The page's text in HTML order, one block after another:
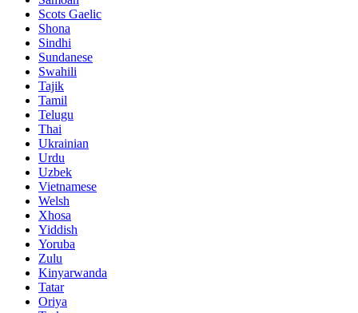
Scots Gaelic
Shona
Sindhi
Sundanese
Swahili
Tajik
Tamil
Telugu
Thai
Ukrainian
Urdu
Uzbek
Vietnamese
Welsh
Xhosa
Yiddish
Yoruba
Zulu
Kinyarwanda
Tatar
Oriya